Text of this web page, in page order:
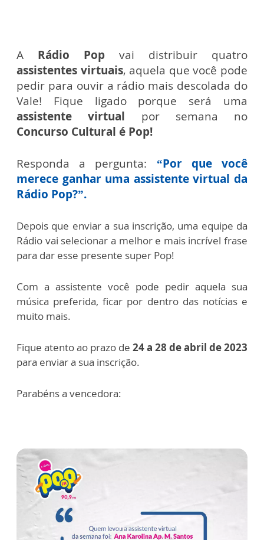
A Rádio Pop vai distribuir quatro
assistentes virtuais, aquela que você pode
pedir para ouvir a rádio mais descolada do
Vale! Fique ligado porque será uma
assistente virtual por semana no
Concurso Cultural é Pop!
Responda a pergunta: “Por que você
merece ganhar uma assistente virtual da
Rádio Pop?”.
Depois que enviar a sua inscrição, uma equipe da
Rádio vai selecionar a melhor e mais incrível frase
para dar esse presente super Pop!
Com a assistente você pode pedir aquela sua
música preferida, ficar por dentro das notícias e
muito mais.
Fique atento ao prazo de 24a 28 de abril de 2023
para enviar a sua inscrição.
Parabéns a vencedora: